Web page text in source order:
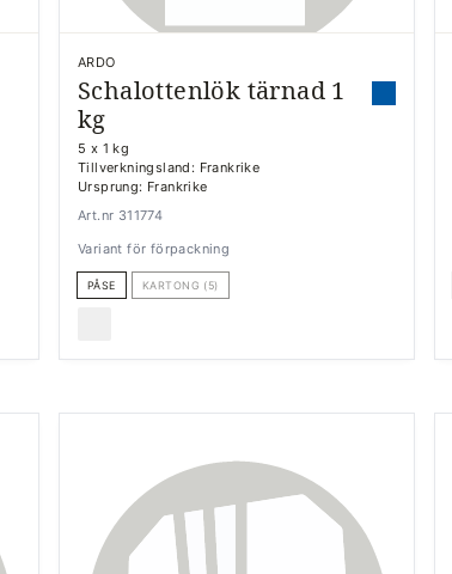
ARDO
Schalottenlök tärnad 1
kg
5 x 1 kg
Tillverkningsland: Frankrike
Ursprung: Frankrike
Art.nr 311774
Variant för förpackning
PÅSE KARTONG (5)